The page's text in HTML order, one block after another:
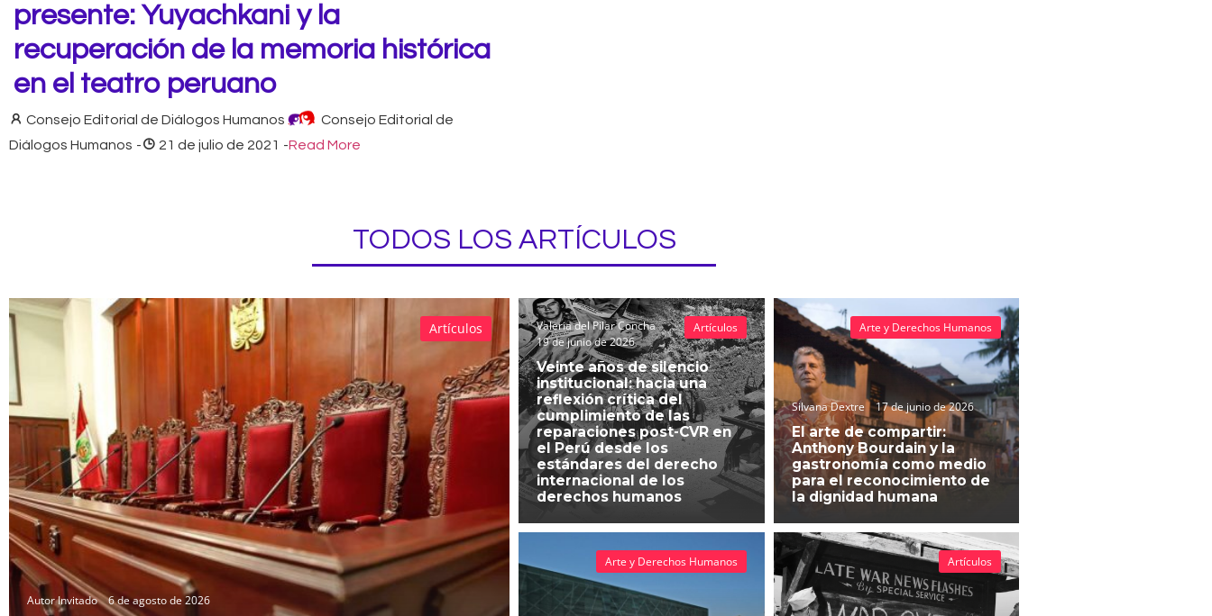
presente: Yuyachkani y la
recuperación de la memoria histórica
en el teatro peruano
Consejo Editorial de Diálogos Humanos
Consejo Editorial de
Diálogos Humanos - 21 de julio de 2021 -Read More
TODOS LOS ARTÍCULOS
Autor Invitado 6 de agosto de 2026
Artículos
Valeria del Pilar Concha
19 de junio de 2026
Veinte años de silencio
institucional: hacia una
reflexión crítica del
cumplimiento de las
reparaciones post-CVR en
el Perú desde los
estándares del derecho
internacional de los
derechos humanos
Artículos
Silvana Dextre 17 de junio de 2026
El arte de compartir:
Anthony Bourdain y la
gastronomía como medio
para el reconocimiento de
la dignidad humana
Arte y Derechos Humanos
Arte y Derechos Humanos Artículos